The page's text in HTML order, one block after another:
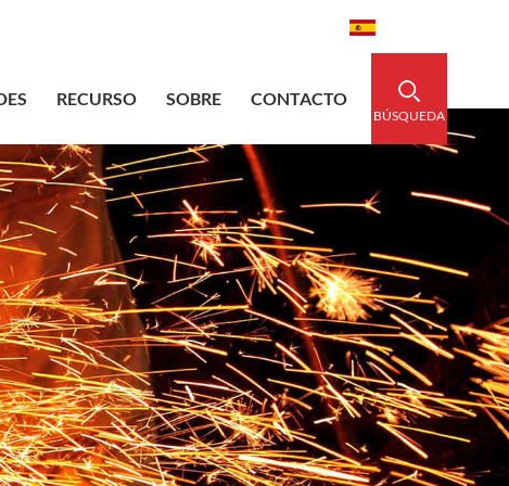
BÚSQUEDA
RECURSO SOBRE CONTACTO